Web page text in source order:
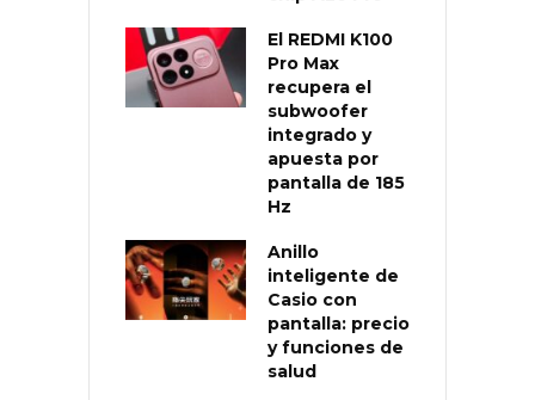
El REDMI K100
Pro Max
recupera el
subwoofer
integrado y
apuesta por
pantalla de 185
Hz
Anillo
inteligente de
Casio con
pantalla: precio
y funciones de
salud